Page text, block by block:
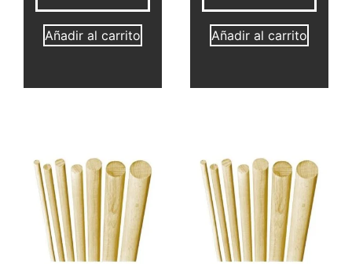
Añadir al carrito Añadir al carrito